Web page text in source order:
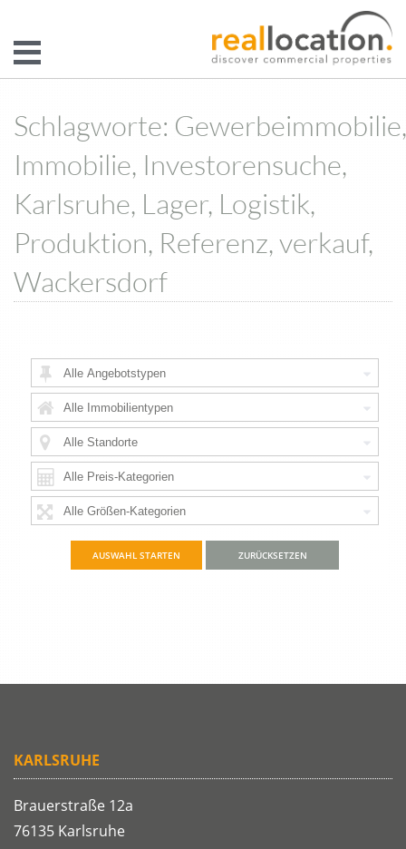
Schlagworte: Gewerbeimmobilie,
Immobilie, Investorensuche,
Karlsruhe, Lager, Logistik,
Produktion, Referenz, verkauf,
Wackersdorf
ZURÜCKSETZEN
KARLSRUHE
Brauerstraße 12a
76135 Karlsruhe